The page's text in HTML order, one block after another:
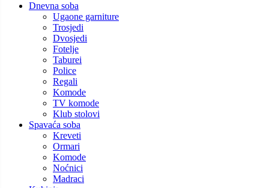
Dnevna soba
Ugaone garniture
Trosjedi
Dvosjedi
Fotelje
Taburei
Police
Regali
Komode
TV komode
Klub stolovi
Spavaća soba
Kreveti
Ormari
Komode
Noćnici
Madraci